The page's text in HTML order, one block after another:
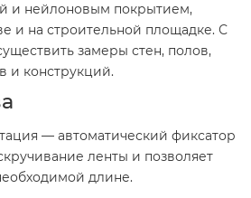
и нейлоновым покрытием,
и на строительной площадке. С
замеры стен, полов,
и конструкций.
— автоматический фиксатор
ленты и позволяет
длине.